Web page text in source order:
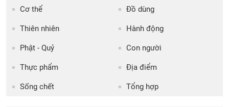
Cơ thể Đồ dùng
Thiên nhiên Hành động
Phật - Quỷ Con người
Thực phẩm Địa điểm
Sống chết Tổng hợp